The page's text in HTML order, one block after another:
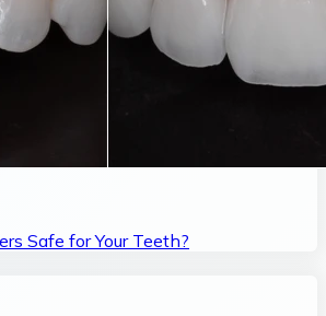
Safe for Your Teeth?